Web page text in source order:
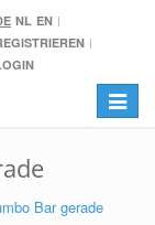
NL EN
Toggle
Bar gerade